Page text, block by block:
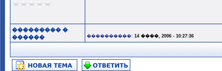
��������� �
������
����������: 14 ����, 2006 - 10:27:36